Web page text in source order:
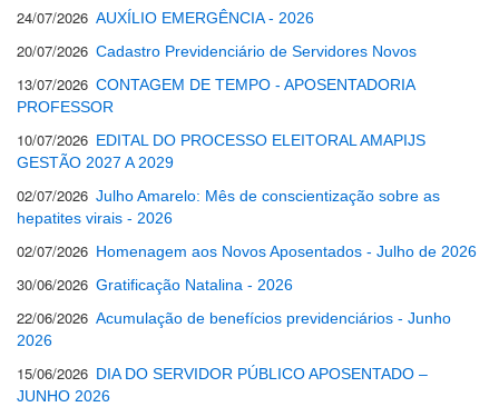
24/07/2026 AUXÍLIO EMERGÊNCIA - 2026
20/07/2026 Cadastro Previdenciário de Servidores Novos
13/07/2026 CONTAGEM DE TEMPO - APOSENTADORIA
PROFESSOR
10/07/2026 EDITAL DO PROCESSO ELEITORAL AMAPIJS
GESTÃO 2027 A 2029
02/07/2026 Julho Amarelo: Mês de conscientização sobre as
hepatites virais - 2026
02/07/2026 Homenagem aos Novos Aposentados - Julho de 2026
30/06/2026 Gratificação Natalina - 2026
22/06/2026 Acumulação de benefícios previdenciários - Junho
2026
15/06/2026 DIA DO SERVIDOR PÚBLICO APOSENTADO –
JUNHO 2026